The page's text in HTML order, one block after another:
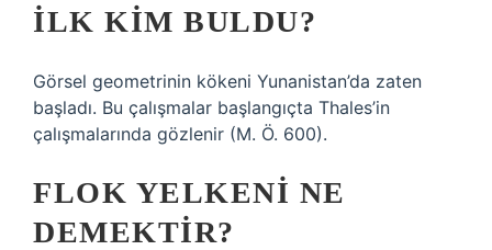
ILK KIM BULDU?
Görsel geometrinin kökeni Yunanistan’da zaten
başladı. Bu çalışmalar başlangıçta Thales’in
çalışmalarında gözlenir (M. Ö. 600).
FLOK YELKENI NE
DEMEKTIR?